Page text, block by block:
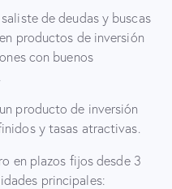
de deudas y buscas
productos de inversión
con buenos
producto de inversión
y tasas atractivas.
en plazos fijos desde 3
principales: